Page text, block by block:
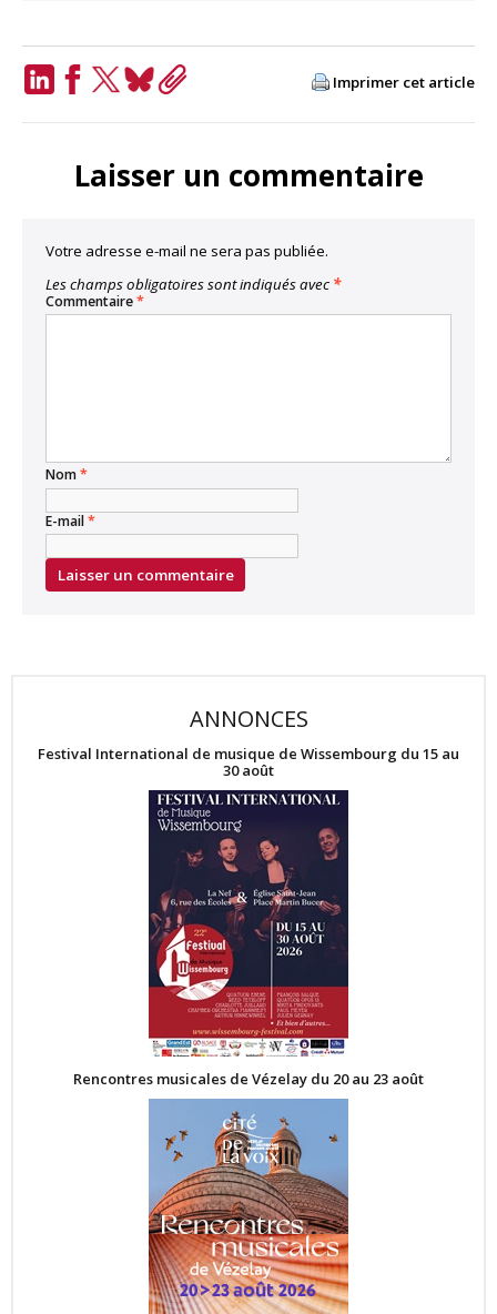
Imprimer cet article
Laisser un commentaire
Votre adresse e-mail ne sera pas publiée.
Les champs obligatoires sont indiqués avec *
Commentaire*
Nom*
E-mail*
ANNONCES
Festival International de musique de Wissembourg du 15 au
30 août
Rencontres musicales de Vézelay du 20 au 23 août